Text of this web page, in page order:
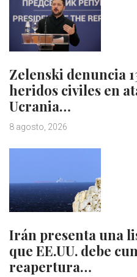
Zelenski denuncia
heridos civiles en
Ucrania…
8 agosto, 2026
Irán presenta una
que EE.UU. debe
reapertura…